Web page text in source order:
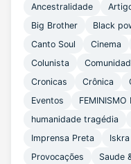
Ancestralidade
Big Brother
Black
Canto Soul
Cinema
Colunista
Cronicas
Crônica
Eventos
FEMINISMO
humanidade tragédia
Imprensa Preta
Provocações
Saude